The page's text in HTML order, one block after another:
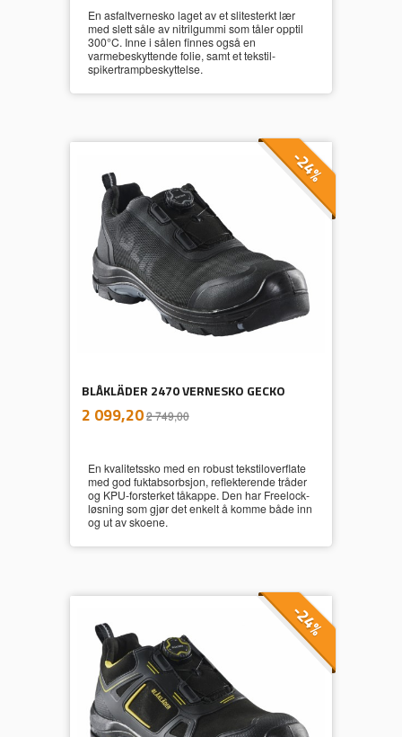
En asfaltvernesko laget av et slitesterkt lær
med slett såle av nitrilgummi som tåler opptil
300°C. Inne i sålen finnes også en
varmebeskyttende folie, samt et tekstil-
spikertrampbeskyttelse.
BLÅKLÄDER 2470 VERNESKO GECKO
Tilbud
2 099,202 749,00
-24%
mva.
En kvalitetssko med en robust tekstiloverflate
med god fuktabsorbsjon, reflekterende tråder
og KPU-forsterket tåkappe. Den har Freelock-
løsning som gjør det enkelt å komme både inn
og ut av skoene.
-24%